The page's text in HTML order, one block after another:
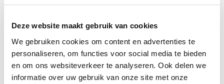
Deze website maakt gebruik van cookies
We gebruiken cookies om content en advertenties te
personaliseren, om functies voor social media te bieden
en om ons websiteverkeer te analyseren. Ook delen we
informatie over uw gebruik van onze site met onze
Wat we doen voor jouw patiënt
Wij zorgen ervoor dat jouw patiënt de juiste
medische voeding en de beste begeleiding krijgt. Van